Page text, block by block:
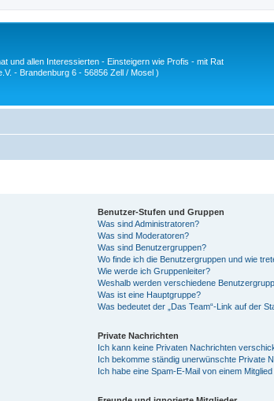
und allen Interessierten - Einsteigern wie Profis - mit Rat
- Brandenburg 6 - 56856 Zell / Mosel )
Benutzer-Stufen und Gruppen
Was sind Administratoren?
Was sind Moderatoren?
Was sind Benutzergruppen?
Wo finde ich die Benutzergruppen und wie
Wie werde ich Gruppenleiter?
Weshalb werden verschiedene
Was ist eine Hauptgruppe?
Was bedeutet der „Das Team“-Link auf der
Private Nachrichten
Ich kann keine Privaten Nachrichten
Ich bekomme ständig unerwünschte Private
Ich habe eine Spam-E-Mail von einem